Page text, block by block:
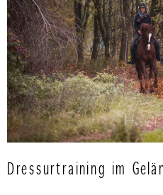
Dressurtraining im